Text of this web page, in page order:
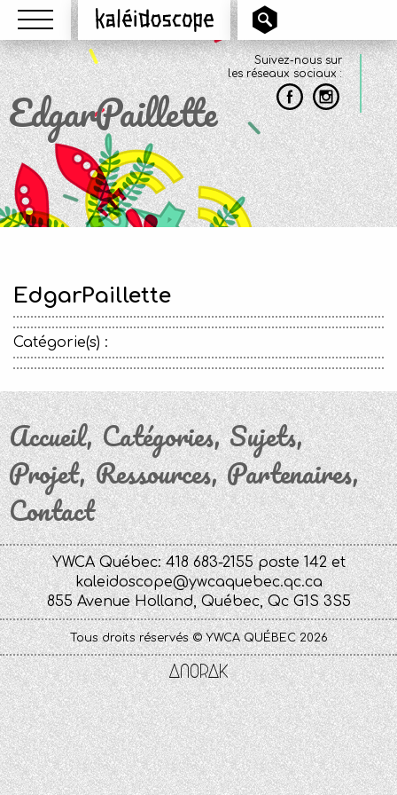
Menu Kaléidoscope
Suivez-nous sur
les réseaux sociaux :
EdgarPaillette
EdgarPaillette
Catégorie(s) :
Accueil Catégories Sujets
Projet Ressources Partenaires
Contact
YWCA Québec: 418 683-2155 poste 142 et
kaleidoscope@ywcaquebec.qc.ca
855 Avenue Holland, Québec, Qc G1S 3S5
Tous droits réservés © YWCA QUÉBEC 2026
Anorak
Studio